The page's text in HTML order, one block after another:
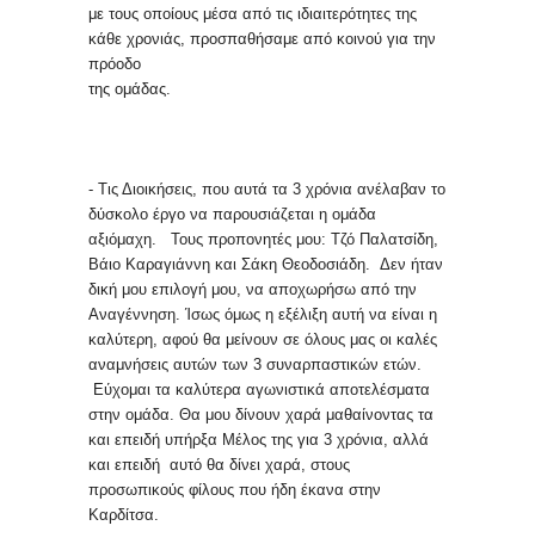
με τους οποίους μέσα από τις ιδιαιτερότητες της
κάθε χρονιάς, προσπαθήσαμε από κοινού για την
πρόοδο
της ομάδας.
- Τις Διοικήσεις, που αυτά τα 3 χρόνια ανέλαβαν το
δύσκολο έργο να παρουσιάζεται η ομάδα
αξιόμαχη.
Τους προπονητές μου: Τζό Παλατσίδη,
Βάιο Καραγιάννη και Σάκη Θεοδοσιάδη. Δεν ήταν
δική μου επιλογή μου, να αποχωρήσω από την
Αναγέννηση. Ίσως όμως η εξέλιξη αυτή να είναι η
καλύτερη, αφού θα μείνουν σε όλους μας οι καλές
αναμνήσεις αυτών των 3 συναρπαστικών ετών.
Εύχομαι τα καλύτερα αγωνιστικά αποτελέσματα
στην ομάδα. Θα μου δίνουν χαρά μαθαίνοντας τα
και επειδή υπήρξα Μέλος της για 3 χρόνια, αλλά
και επειδή αυτό θα δίνει χαρά, στους
προσωπικούς φίλους που ήδη έκανα στην
Καρδίτσα.